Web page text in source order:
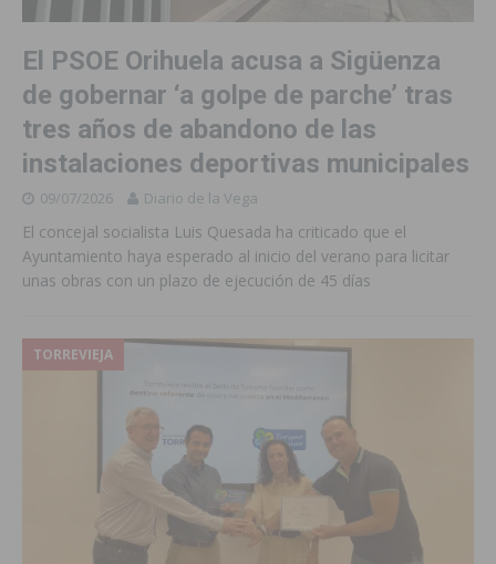
El PSOE Orihuela acusa a Sigüenza
de gobernar ‘a golpe de parche’ tras
tres años de abandono de las
instalaciones deportivas municipales
09/07/2026 Diario de la Vega
El concejal socialista Luis Quesada ha criticado que el
Ayuntamiento haya esperado al inicio del verano para licitar
unas obras con un plazo de ejecución de 45 días
TORREVIEJA